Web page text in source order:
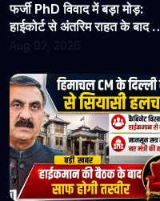
फर्जी PhD विवाद में बड़ा मोड़:
हाईकोर्ट से अंतरिम राहत के बाद 3
असिस्टेंट प्रोफेसरों ने फिर संभाला
सुनवाई
Aug 02, 2026